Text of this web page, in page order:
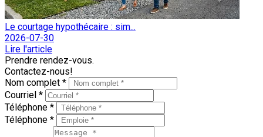
Le courtage hypothécaire : sim...
2026-07-30
Lire l'article
Prendre rendez-vous.
Contactez-nous!
Nom complet *
Courriel *
Téléphone *
Téléphone *